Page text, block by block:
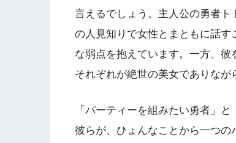
言えるでしょう。主人公の勇者
の人見知りで女性とまともに話
な弱点を抱えています。一方、彼
それぞれが絶世の美女でありなが
「パーティーを組みたい勇者」
彼らが、ひょんなことから一つ